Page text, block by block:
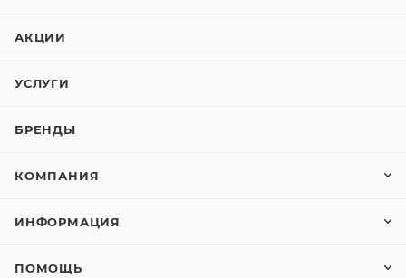
АКЦИИ
УСЛУГИ
БРЕНДЫ
КОМПАНИЯ
ИНФОРМАЦИЯ
ПОМОЩЬ